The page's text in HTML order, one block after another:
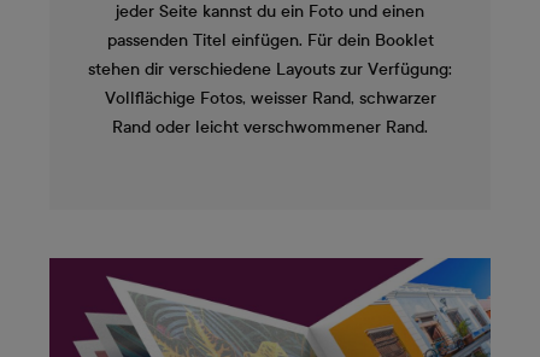
jeder Seite kannst du ein Foto und einen
passenden Titel einfügen. Für dein Booklet
stehen dir verschiedene Layouts zur Verfügung:
Vollflächige Fotos, weisser Rand, schwarzer
Rand oder leicht verschwommener Rand.